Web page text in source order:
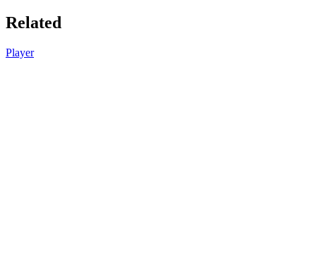
Related
Player